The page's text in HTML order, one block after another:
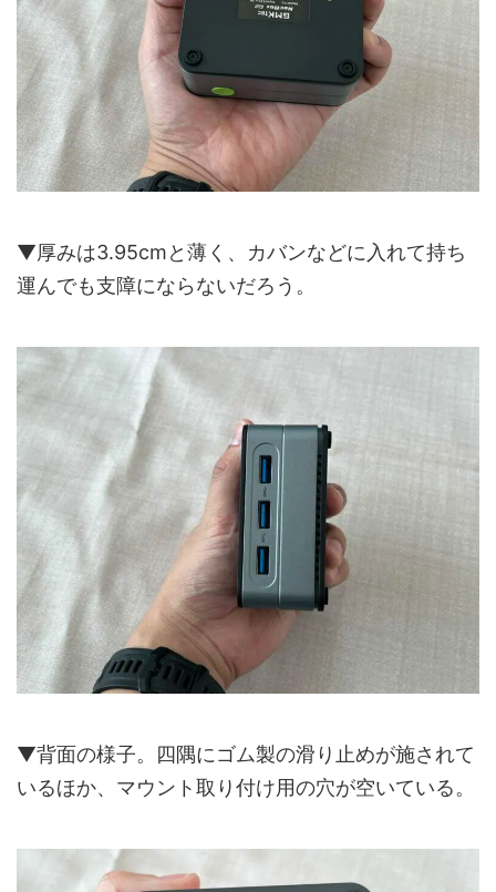
▼厚みは3.95cmと薄く、カバンなどに入れて持ち
運んでも支障にならないだろう。
▼背面の様子。四隅にゴム製の滑り止めが施されて
いるほか、マウント取り付け用の穴が空いている。